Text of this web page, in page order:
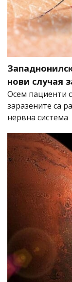
нови случая
Осем пациенти
заразените са
нервна система